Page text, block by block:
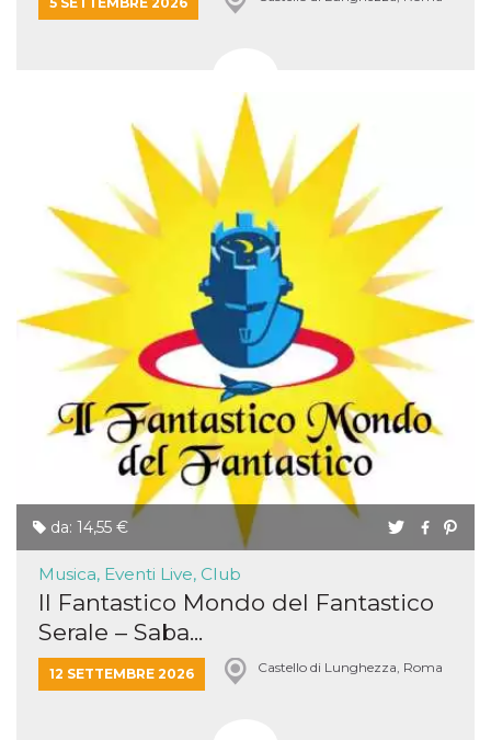
da: 14,55 €
Musica, Eventi Live, Club
Il Fantastico Mondo del Fantastico
Serale – Saba...
12 SETTEMBRE 2026 Castello di Lunghezza, Roma